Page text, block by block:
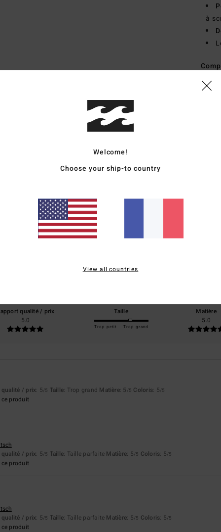
à
Note moyenne
5.0
qualité / prix
5.0
Taille
Trop petit Trop grand
Matière
5.0
qualité / prix: 5/5 Taille: Trop grand Matière: 5 /5 Coloris: 5/5
produit
qualité / prix: 5/5 Taille: Taille parfaite Matière: 5/5 Coloris: 5/5
produit
qualité / prix: 5/5 Taille: Taille parfaite Matière: 5/5 Coloris: 5/5
produit
Welcome!
Choose your ship-to country
View all countries